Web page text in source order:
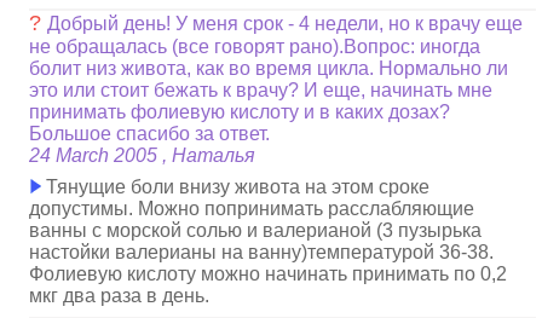
?Добрый день! У меня срок - 4 недели, но к врачу еще
не обращалась (все говорят рано).Вопрос: иногда
болит низ живота, как во время цикла. Нормально ли
это или стоит бежать к врачу? И еще, начинать мне
принимать фолиевую кислоту и в каких дозах?
Большое спасибо за ответ.
24 March 2005 , Наталья
Тянущие боли внизу живота на этом сроке
допустимы. Можно попринимать расслабляющие
ванны с морской солью и валерианой (3 пузырька
настойки валерианы на ванну)температурой 36-38.
Фолиевую кислоту можно начинать принимать по 0,2
мкг два раза в день.